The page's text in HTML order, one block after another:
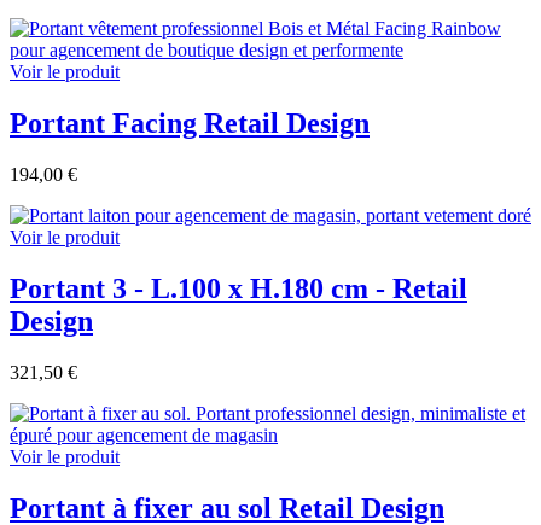
Voir le produit
Portant Facing Retail Design
194,00 €
Voir le produit
Portant 3 - L.100 x H.180 cm - Retail
Design
321,50 €
Voir le produit
Portant à fixer au sol Retail Design